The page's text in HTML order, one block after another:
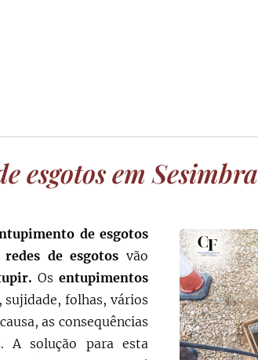
esgotos emSesimbra
de esgotos
redes de esgotos vão
Os entupimentos
sujidade, folhas, vários
as consequências
A solução para esta